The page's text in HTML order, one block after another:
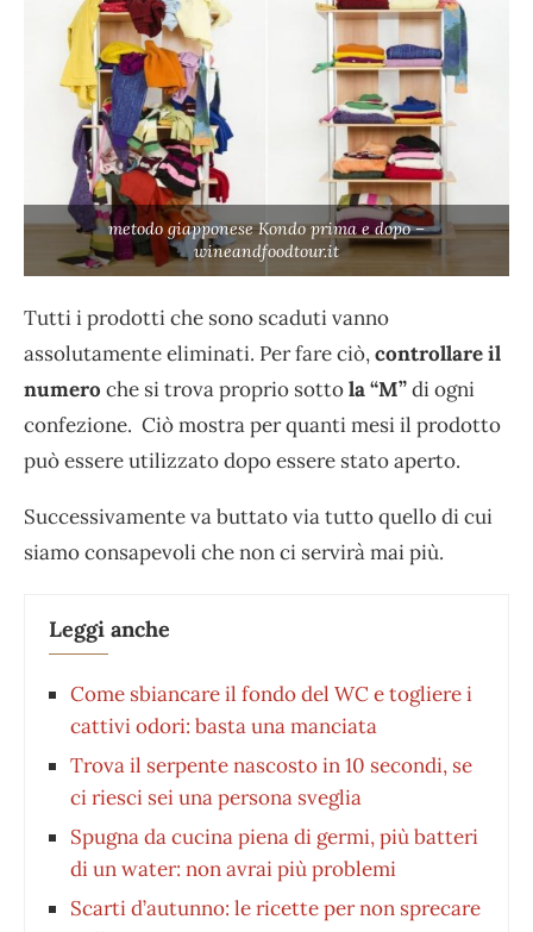
metodo giapponese Kondo prima e dopo –
wineandfoodtour.it
Tutti i prodotti che sono scaduti vanno
assolutamente eliminati. Per fare ciò,controllare il
numero che si trova proprio sottola “M”di ogni
confezione. Ciò mostra per quanti mesi il prodotto
può essere utilizzato dopo essere stato aperto.
Successivamente va buttato via tutto quello di cui
siamo consapevoli che non ci servirà mai più.
Leggi anche
Come sbiancare il fondo del WC e togliere i
cattivi odori: basta una manciata
Trova il serpente nascosto in 10 secondi, se
ci riesci sei una persona sveglia
Spugna da cucina piena di germi, più batteri
di un water: non avrai più problemi
Scarti d’autunno: le ricette per non sprecare